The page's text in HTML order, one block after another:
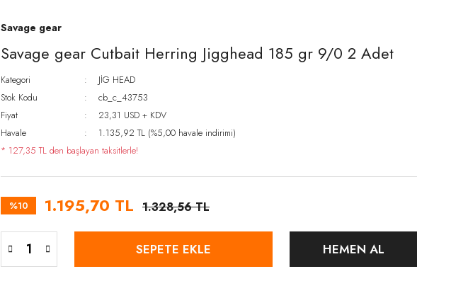
Savage gear
Savage gear Cutbait Herring Jigghead 185 gr 9/0 2 Adet
Kategori
JİG HEAD
Stok Kodu
cb_c_43753
Fiyat
23,31 USD + KDV
Havale
1.135,92 TL (%5,00 havale indirimi)
* 127,35 TL den başlayan taksitlerle!
%10 1.195,70 TL 1.328,56 TL
SEPETE EKLE HEMEN AL